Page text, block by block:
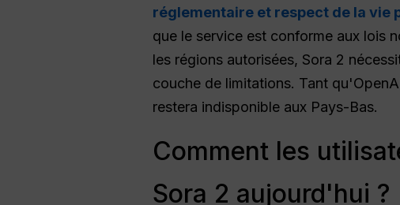
réglementaire et respect de la vie
que le service est conforme aux lois
les régions autorisées, Sora 2
couche de limitations. Tant
restera indisponible aux Pays-Bas.
Comment les
Sora 2 aujourd'hui ?